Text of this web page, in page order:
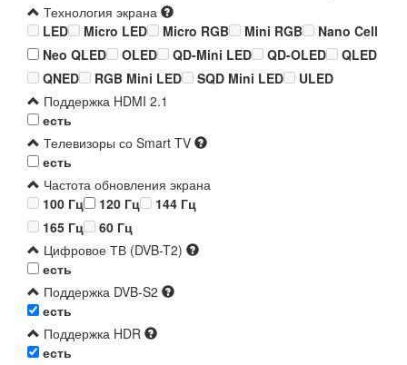
Технология экрана
LED
Micro LED Micro RGB Mini RGB
Nano Cell
Neo QLED
OLED QD-Mini LED QD-OLED
QLED
QNED
RGB Mini LED SQD Mini LED
ULED
Поддержка HDMI 2.1
есть
Телевизоры со Smart TV
есть
Частота обновления экрана
100 Гц
120 Гц
144 Гц
165 Гц
60 Гц
Цифровое ТВ (DVB-T2)
есть
Поддержка DVB-S2
есть
Поддержка HDR
есть